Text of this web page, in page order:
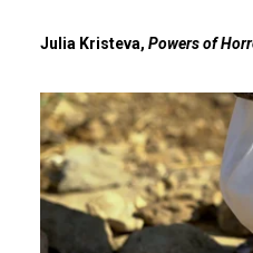
Julia Kristeva, Powers of